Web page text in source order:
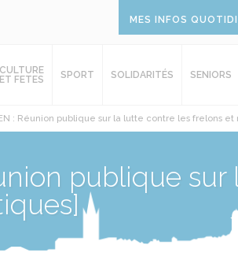
MES INFOS
CULTURE
ET FETES
SPORT SOLIDARITÉS SENIORS
: Réunion publique sur la lutte contre les frelons et
publique